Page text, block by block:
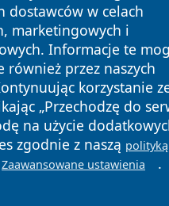
dostawców w celach
marketingowych i
Informacje te
również przez naszych
korzystanie
„Przechodzę do
na użycie
zgodnie z naszą polityką
Zaawansowane ustawienia .
Wszystkie prawa
Polityka
Prywatności